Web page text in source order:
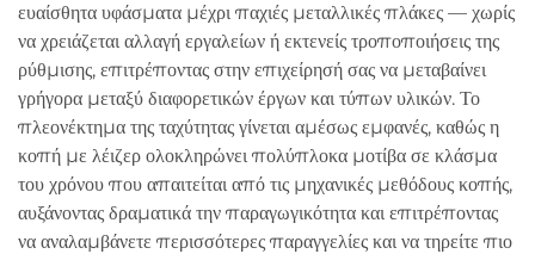
ευαίσθητα υφάσματα μέχρι παχιές μεταλλικές πλάκες — χωρίς
να χρειάζεται αλλαγή εργαλείων ή εκτενείς τροποποιήσεις της
ρύθμισης, επιτρέποντας στην επιχείρησή σας να μεταβαίνει
γρήγορα μεταξύ διαφορετικών έργων και τύπων υλικών. Το
πλεονέκτημα της ταχύτητας γίνεται αμέσως εμφανές, καθώς η
κοπή με λέιζερ ολοκληρώνει πολύπλοκα μοτίβα σε κλάσμα
του χρόνου που απαιτείται από τις μηχανικές μεθόδους κοπής,
αυξάνοντας δραματικά την παραγωγικότητα και επιτρέποντας
να αναλαμβάνετε περισσότερες παραγγελίες και να τηρείτε πιο